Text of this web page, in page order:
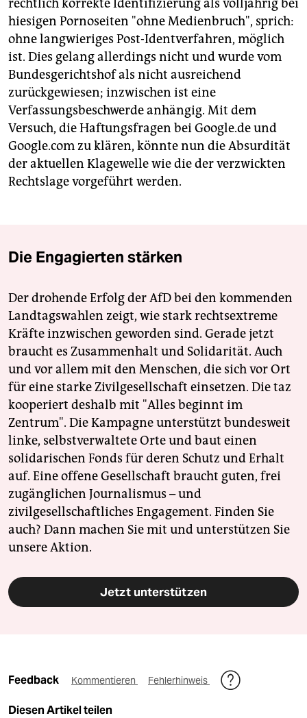
rechtlich korrekte Identifizierung als volljährig bei
hiesigen Pornoseiten "ohne Medienbruch", sprich:
ohne langwieriges Post-Identverfahren, möglich
ist. Dies gelang allerdings nicht und wurde vom
Bundesgerichtshof als nicht ausreichend
zurückgewiesen; inzwischen ist eine
Verfassungsbeschwerde anhängig. Mit dem
Versuch, die Haftungsfragen bei Google.de und
Google.com zu klären, könnte nun die Absurdität
der aktuellen Klagewelle wie die der verzwickten
Rechtslage vorgeführt werden.
Die Engagierten stärken
Der drohende Erfolg der AfD bei den kommenden
Landtagswahlen zeigt, wie stark rechtsextreme
Kräfte inzwischen geworden sind. Gerade jetzt
braucht es Zusammenhalt und Solidarität. Auch
und vor allem mit den Menschen, die sich vor Ort
für eine starke Zivilgesellschaft einsetzen. Die taz
kooperiert deshalb mit "Alles beginnt im
Zentrum". Die Kampagne unterstützt bundesweit
linke, selbstverwaltete Orte und baut einen
solidarischen Fonds für deren Schutz und Erhalt
auf. Eine offene Gesellschaft braucht guten, frei
zugänglichen Journalismus – und
zivilgesellschaftliches Engagement. Finden Sie
auch? Dann machen Sie mit und unterstützen Sie
unsere Aktion.
Jetzt unterstützen
Feedback Kommentieren Fehlerhinweis
Diesen Artikel teilen